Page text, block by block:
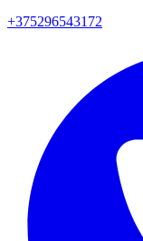
+375296543172